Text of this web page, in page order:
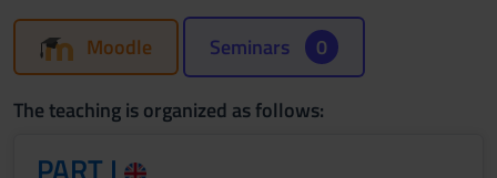
Moodle Seminars 0
The teaching is organized as follows: